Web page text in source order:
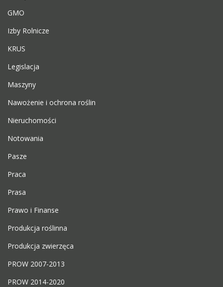
GMO
Izby Rolnicze
KRUS
Legislacja
Maszyny
Nawożenie i ochrona roślin
Nieruchomości
Notowania
Pasze
Praca
Prasa
Prawo i Finanse
Produkcja roślinna
Produkcja zwierzęca
PROW 2007-2013
PROW 2014-2020